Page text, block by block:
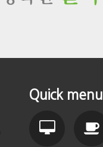
Quick menu